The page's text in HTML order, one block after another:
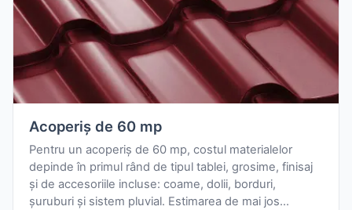
Acoperiș de 60 mp
Pentru un acoperiș de 60 mp, costul materialelor
depinde în primul rând de tipul tablei, grosime, finisaj
și de accesoriile incluse: coame, dolii, borduri,
șuruburi și sistem pluvial. Estimarea de mai jos